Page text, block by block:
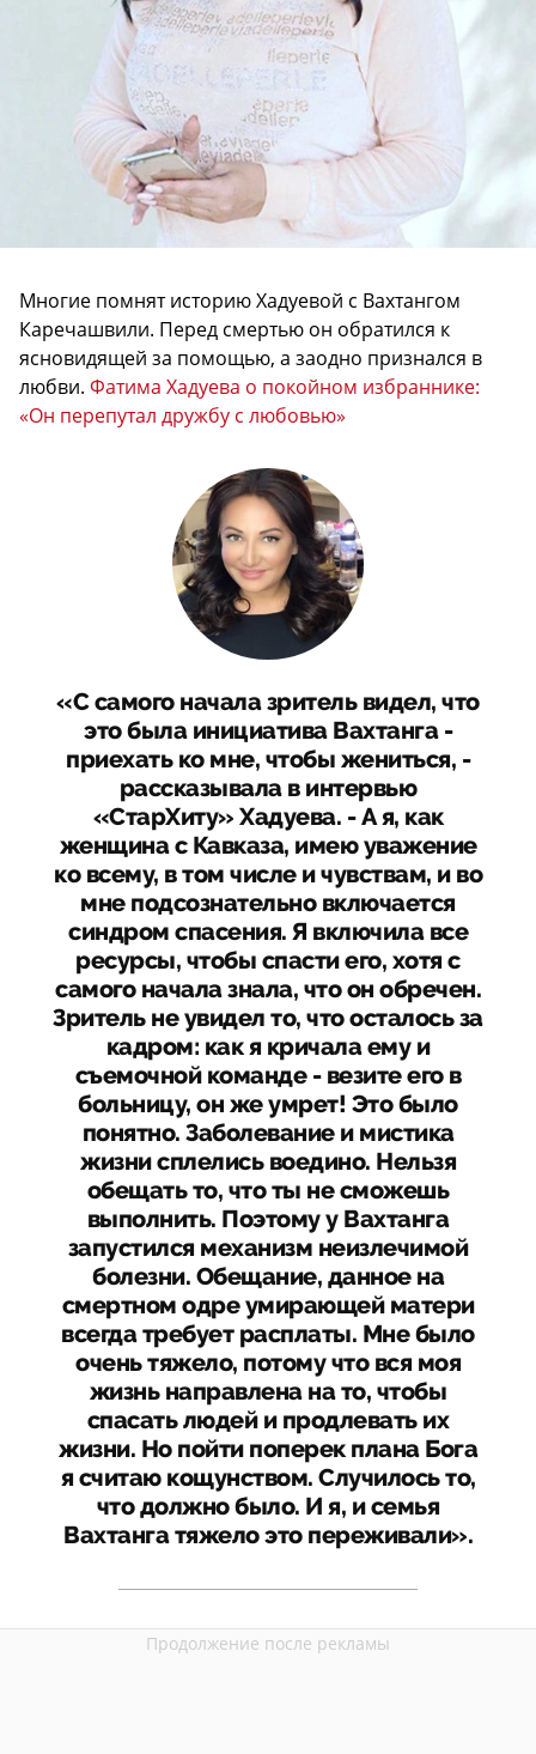
Многие помнят историю Хадуевой с Вахтангом
Каречашвили. Перед смертью он обратился к
ясновидящей за помощью, а заодно признался в
любви. Фатима Хадуева о покойном избраннике:
«Он перепутал дружбу с любовью»
«С самого начала зритель видел, что
это была инициатива Вахтанга -
приехать ко мне, чтобы жениться, -
рассказывала в интервью
«СтарХиту» Хадуева. - А я, как
женщина с Кавказа, имею уважение
ко всему, в том числе и чувствам, и во
мне подсознательно включается
синдром спасения. Я включила все
ресурсы, чтобы спасти его, хотя с
самого начала знала, что он обречен.
Зритель не увидел то, что осталось за
кадром: как я кричала ему и
съемочной команде - везите его в
больницу, он же умрет! Это было
понятно. Заболевание и мистика
жизни сплелись воедино. Нельзя
обещать то, что ты не сможешь
выполнить. Поэтому у Вахтанга
запустился механизм неизлечимой
болезни. Обещание, данное на
смертном одре умирающей матери
всегда требует расплаты. Мне было
очень тяжело, потому что вся моя
жизнь направлена на то, чтобы
спасать людей и продлевать их
жизни. Но пойти поперек плана Бога
я считаю кощунством. Случилось то,
что должно было. И я, и семья
Вахтанга тяжело это переживали».